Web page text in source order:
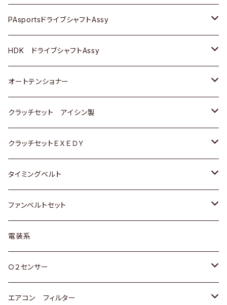
スバル
ＢＥＮＺ
スバル
三菱
スバル
マツダ
三菱
スバル
ダイハツ
マツダ
三菱
スバル
ダイハツ
マツダ
三菱
スバル
スズキ
日産
いすゞ
ダイハツ
マツダ
三菱
スバル
日野
ＢＥＮＺ
ＢＭＷ
GOLF
ＷＡＧＥＮ
アストロ（シボレー）
クライスラー
ＢＥＮＺ
ＢＭＷ
ＷＡＧＥＮ
ＶＯＬＶＯ
PAsportsドライブシャフトAssy
トヨタ
ホンダ
スズキ
日産
ダイハツ
マツダ
三菱
スバル
HDK ドライブシャフトAssy
スズキ
ダイハツ
日産
ホンダ
マツダ
オートテンショナー
トヨタ
クラッチセット アイシン製
ホンダ
スズキ
ダイハツ
マツダ
三菱
スバル
クラッチセットＥＸＥＤＹ
ホンダ
スズキ
日産
ダイハツ
マツダ
タイミングベルト
トヨタ
スズキ
ダイハツ
三菱
ファンベルトセット
トヨタ
ホンダ
スズキ
電装系
Ｏ２センサー
トヨタ
エアコン フィルター